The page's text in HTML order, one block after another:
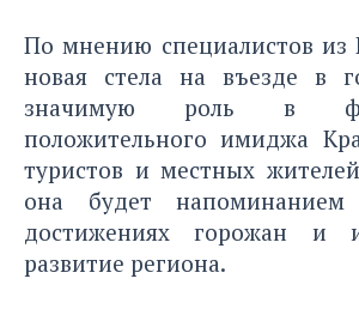
По мнению специалистов из
новая стела на въезде в
значимую роль в
положительного имиджа
туристов и местных
она будет
достижениях горожан и
развитие региона.